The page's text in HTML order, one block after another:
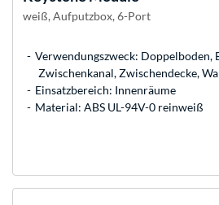
weiß, Aufputzbox, 6-Port
Verwendungszweck: Doppelboden,
Zwischenkanal, Zwischendecke,
Einsatzbereich: Innenräume
Material: ABS UL-94V-0 reinweiß